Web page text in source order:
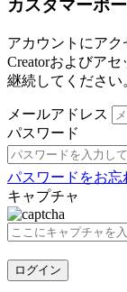
カスタマーポ
アカウントにア
Creatorおよびア
継続してください
メールアドレス
パスワード
パスワードをお忘
キャプチャ
ログイン